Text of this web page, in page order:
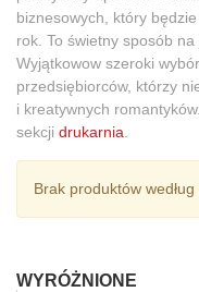
biznesowych, który
rok. To świetny sposób
Wyjątkowow szeroki
przedsiębiorców, którzy
i kreatywnych
sekcji drukarnia
Brak produktów
WYRÓŻNIONE